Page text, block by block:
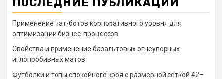
ПОСЛЕДНИЕ ПУБЛИКАЦИИ
Применение чат-ботов корпоративного уровня для
оптимизации бизнес-процессов
Свойства и применение базальтовых огнеупорных
иглопробивных матов
Футболки и топы спокойного кроя с размерной сеткой 42–